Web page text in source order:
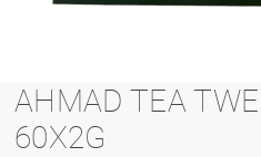
AHMAD TEA
60X2G